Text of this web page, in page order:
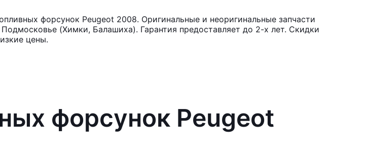
форсунок Peugeot 2008. Оригинальные и неоригинальные запчасти
(Химки, Балашиха). Гарантия предоставляет до 2-х лет. Скидки
цены.
форсунок Peugeot